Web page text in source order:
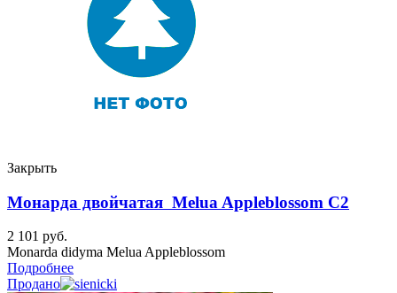
Закрыть
Монарда двойчатая Melua Appleblossom C2
2 101 руб.
Monarda didyma Melua Appleblossom
Подробнее
Продано